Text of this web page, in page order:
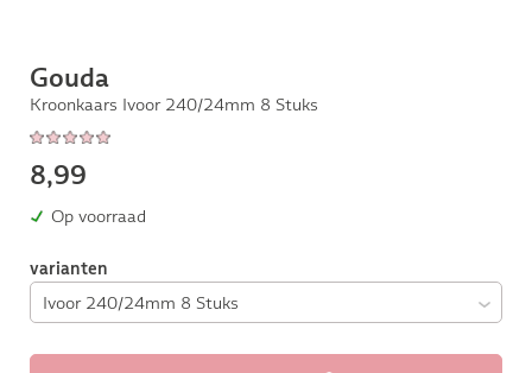
Gouda
Kroonkaars Ivoor 240/24mm 8 Stuks
8,99
Op voorraad
varianten